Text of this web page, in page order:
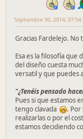
Septiembre 30, 2014,
Gracias Fardelejo. No
Esa es la filosofía que
del diseño cuesta
versatil y que puedes
"¿Tenéis pensado
Pues si que estamos
tengo clavada
. Por
realizarlas o por el
estamos decidiendo